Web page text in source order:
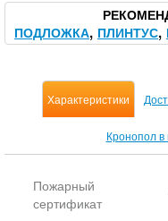
ПОДЛОЖКА ПЛИНТУС
Характеристики
Кронопол
Пожарный
сертификат